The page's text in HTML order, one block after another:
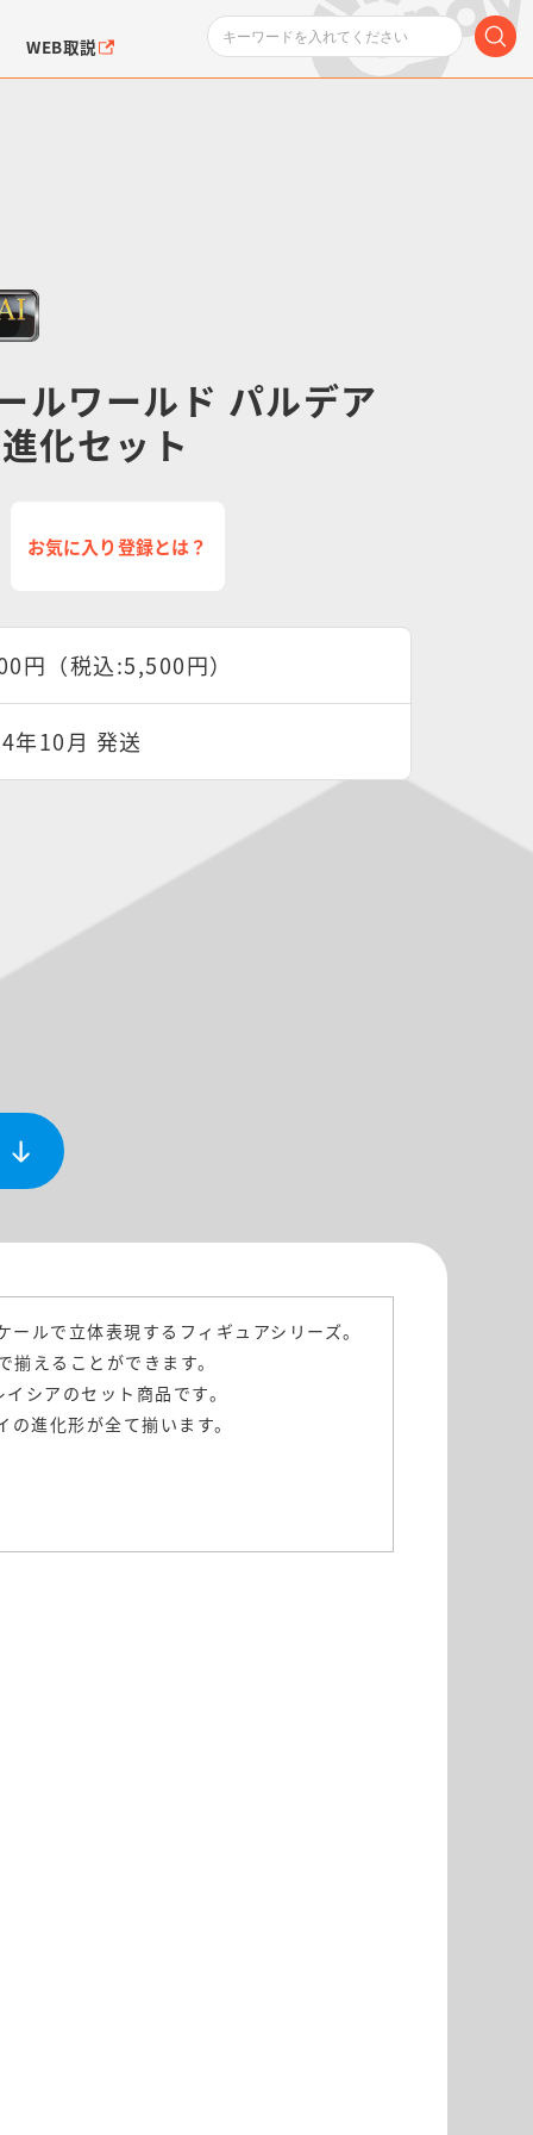
ダムシリーズ
ぉるめーしょん＆
WEB取説
ルワールド パルデア
化セット
お気に入り登録とは？
円（税込:5,500円）
年10月 発送
ルで立体表現するフィギュアシリーズ。
えることができます。
シアのセット商品です。
進化形が全て揃います。